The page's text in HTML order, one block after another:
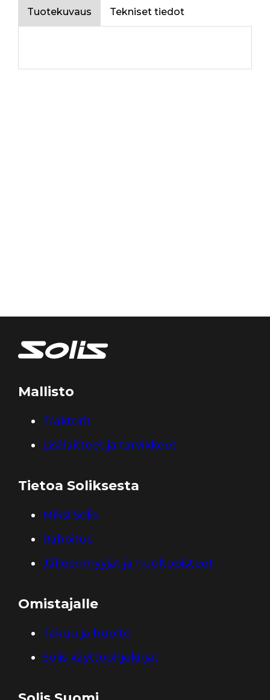
Tuotekuvaus Tekniset tiedot
Mallisto
Traktorit
Lisälaitteet ja tarvikkeet
Tietoa Soliksesta
Miksi Solis
Rahoitus
Jälleenmyyjät ja huoltopisteet
Omistajalle
Takuu ja huolto
Solis käyttöohjekirjat